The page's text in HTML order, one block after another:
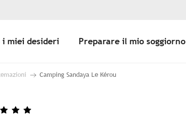
i miei desideri Preparare il mio soggiorno
Camping Sandaya Le Kérou